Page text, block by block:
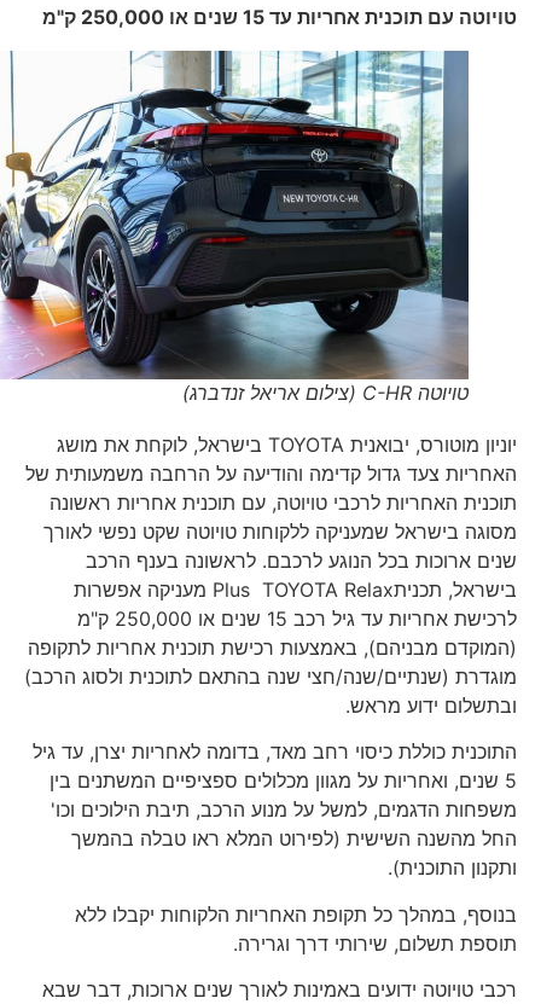
טויוטה עם תוכנית אחריות עד 15 שנים או 250,000 ק"מ
טויוטה C-HR (צילום אריאל זנדברג)
יוניון מוטורס, יבואנית TOYOTA בישראל, לוקחת את מושג
האחריות צעד גדול קדימה והודיעה על הרחבה משמעותית של
תוכנית האחריות לרכבי טויוטה, עם תוכנית אחריות ראשונה
מסוגה בישראל שמעניקה ללקוחות טויוטה שקט נפשי לאורך
שנים ארוכות בכל הנוגע לרכבם. לראשונה בענף הרכב
בישראל, תכניתPlus TOYOTA Relax מעניקה אפשרות
לרכישת אחריות עד גיל רכב 15 שנים או 250,000 ק"מ
(המוקדם מבניהם), באמצעות רכישת תוכנית אחריות לתקופה
מוגדרת (שנתיים/שנה/חצי שנה בהתאם לתוכנית ולסוג הרכב)
ובתשלום ידוע מראש.
התוכנית כוללת כיסוי רחב מאד, בדומה לאחריות יצרן, עד גיל
5 שנים, ואחריות על מגוון מכלולים ספציפיים המשתנים בין
משפחות הדגמים, למשל על מנוע הרכב, תיבת הילוכים וכו'
החל מהשנה השישית (לפירוט המלא ראו טבלה בהמשך
ותקנון התוכנית).
בנוסף, במהלך כל תקופת האחריות הלקוחות יקבלו ללא
תוספת תשלום, שירותי דרך וגרירה.
רכבי טויוטה ידועים באמינות לאורך שנים ארוכות, דבר שבא